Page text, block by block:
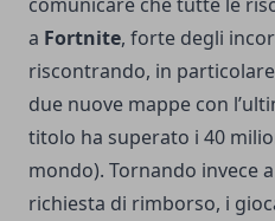
a Fortnite, forte degli
riscontrando, in
due nuove mappe con
titolo ha superato i 40
mondo). Tornando invece
richiesta di rimborso, i